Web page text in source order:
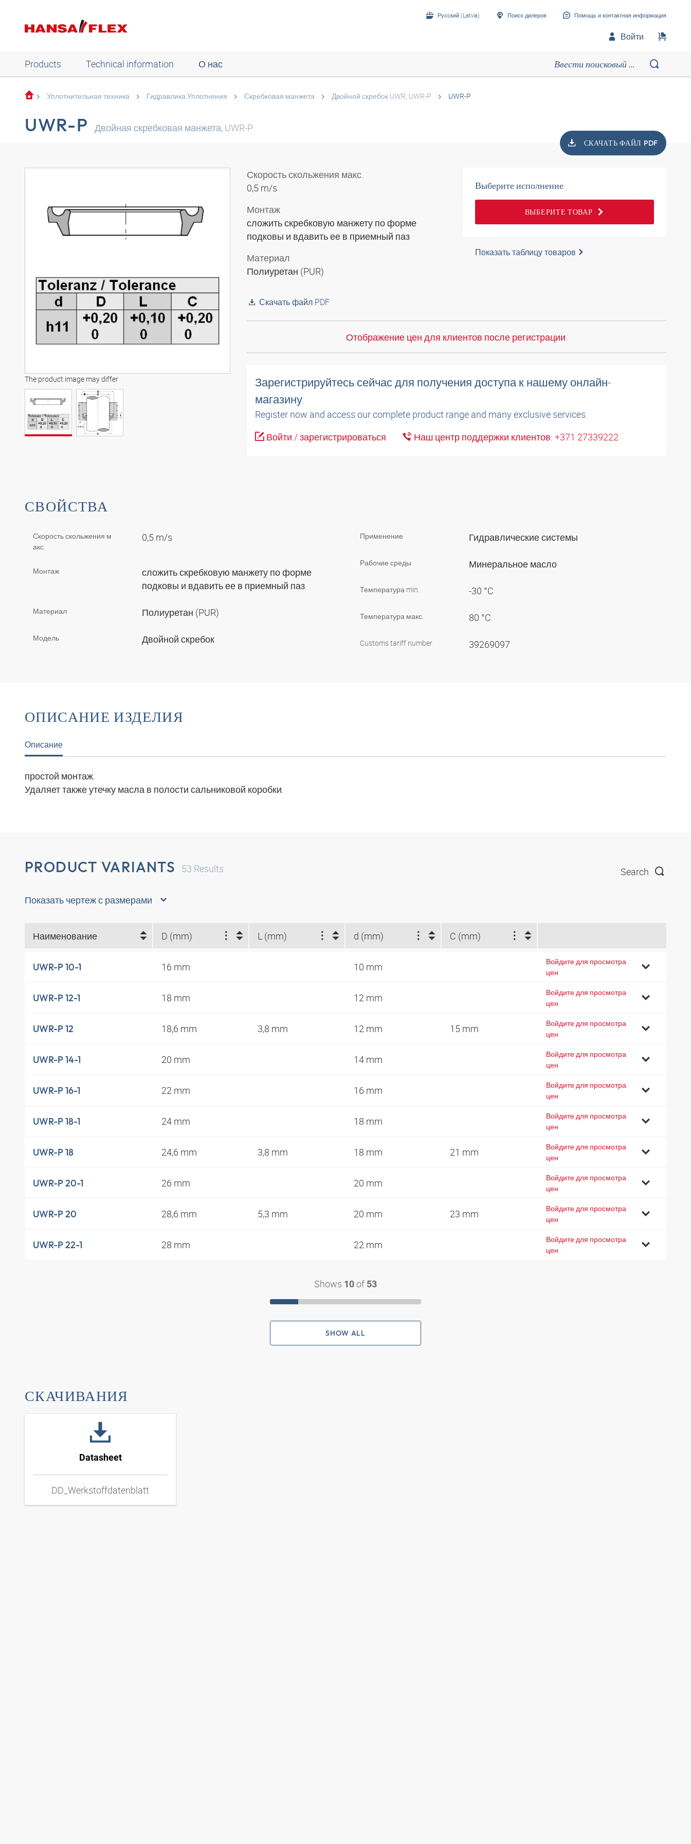
Русский (Latvia) Поиск дилеров Помощь и контактная информация
Войти
Products Technical information О нас
Уплотнительная техника Гидравлика Уплотнения Скребковая манжета Двойной скребок UWR, UWR-P UWR-P
UWR-P Двойная скребковая манжета, UWR-P
СКАЧАТЬ ФАЙЛ PDF
The product image may differ
Скорость скольжения макс.
0,5 m/s
Монтаж
сложить скребковую манжету по форме
подковы и вдавить ее в приемный паз
Материал
Полиуретан (PUR)
Скачать файл PDF
Выберите исполнение
ВЫБЕРИТЕ ТОВАР
Показать таблицу товаров
Отображение цен для клиентов после регистрации.
Зарегистрируйтесь сейчас для получения доступа к нашему онлайн-
магазину.
Register now and access our complete product range and many exclusive services.
Войти / зарегистрироваться
Наш центр поддержки клиентов: +371 27339222
СВОЙСТВА
Скорость скольжения м
акс.
0,5 m/s
Монтаж
сложить скребковую манжету по форме
подковы и вдавить ее в приемный паз
Материал Полиуретан (PUR)
Модель Двойной скребок
Применение Гидравлические системы
Рабочие среды Минеральное масло
Температура min. -30 °C
Температура макс. 80 °C
Customs tariff number 39269097
ОПИСАНИЕ ИЗДЕЛИЯ
Описание
простой монтаж.
Удаляет также утечку масла в полости сальниковой коробки.
PRODUCT VARIANTS 53 Results Search
Показать чертеж с размерами
Наименование D (mm) L (mm) d (mm) C (mm)
UWR-P 10-1 16 mm 10 mm
Войдите для просмотра
цен
UWR-P 12-1 18 mm 12 mm
Войдите для просмотра
цен
UWR-P 12 18,6 mm 3,8 mm 12 mm 15 mm
Войдите для просмотра
цен
UWR-P 14-1 20 mm 14 mm
Войдите для просмотра
цен
UWR-P 16-1 22 mm 16 mm
Войдите для просмотра
цен
UWR-P 18-1 24 mm 18 mm
Войдите для просмотра
цен
UWR-P 18 24,6 mm 3,8 mm 18 mm 21 mm
Войдите для просмотра
цен
UWR-P 20-1 26 mm 20 mm
Войдите для просмотра
цен
UWR-P 20 28,6 mm 5,3 mm 20 mm 23 mm
Войдите для просмотра
цен
UWR-P 22-1 28 mm 22 mm
Войдите для просмотра
цен
Shows 10 of 53
SHOW ALL
СКАЧИВАНИЯ
Datasheet
DD_Werkstoffdatenblatt